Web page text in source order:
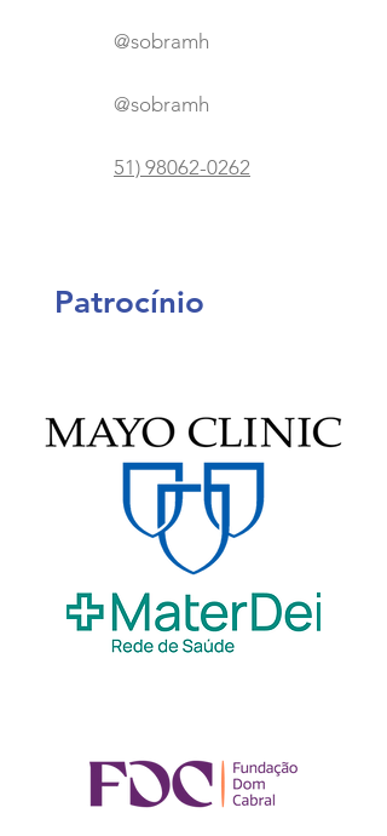
@sobramh
@sobramh
51) 98062-0262
Patrocínio